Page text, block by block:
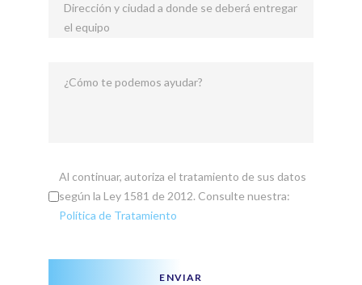
Dirección y ciudad a donde se deberá entregar
el equipo
¿Cómo te podemos ayudar?
Al continuar, autoriza el tratamiento de sus datos
según la Ley 1581 de 2012. Consulte nuestra:
Política de Tratamiento
ENVIAR